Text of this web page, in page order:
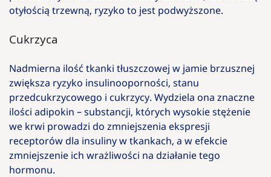
otyłością trzewną, ryzyko to jest podwyższone.
Cukrzyca
Nadmierna ilość tkanki tłuszczowej w jamie brzusznej
zwiększa ryzyko insulinooporności, stanu
przedcukrzycowego i cukrzycy. Wydziela ona znaczne
ilości adipokin – substancji, których wysokie stężenie
we krwi prowadzi do zmniejszenia ekspresji
receptorów dla insuliny w tkankach, a w efekcie
zmniejszenie ich wrażliwości na działanie tego
hormonu.